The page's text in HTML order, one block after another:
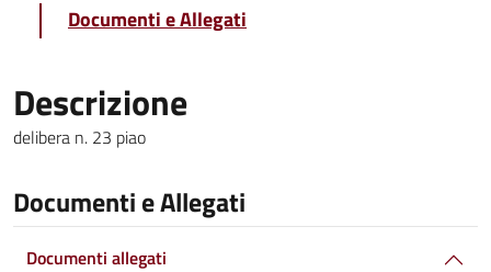
Documenti e Allegati
Descrizione
delibera n. 23 piao
Documenti e Allegati
Documenti allegati